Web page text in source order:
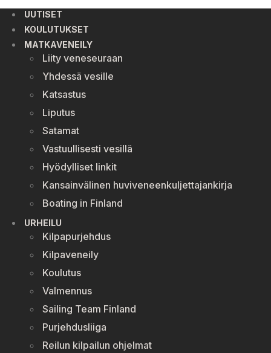
UUTISET
KOULUTUKSET
MATKAVENEILY
Liity veneseuraan
Yhdessä vesille
Katsastus
Liputus
Satamat
Vastuullisesti vesillä
Hyödylliset linkit
Kansainvälinen huviveneenkuljettajankirja
Boating in Finland
URHEILU
Kilpapurjehdus
Kilpaveneily
Koulutus
Valmennus
Sailing Team Finland
Purjehdusliiga
Reilun kilpailun ohjelmat